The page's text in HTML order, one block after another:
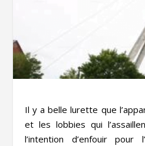
Il y a belle lurette que
et les lobbies qui
l’intention d’enfouir pour